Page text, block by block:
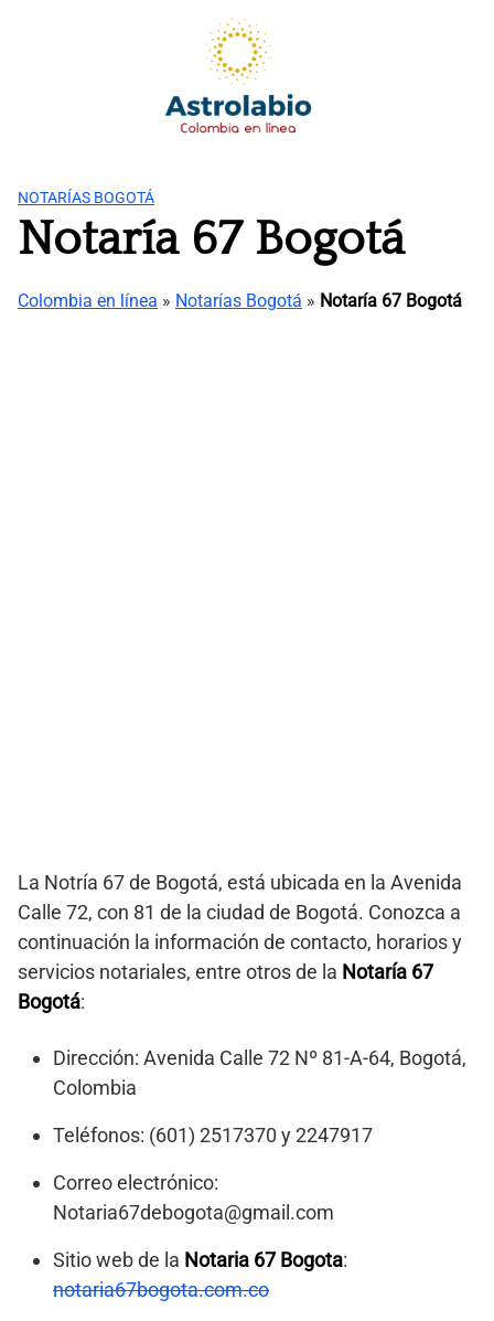
NOTARÍAS BOGOTÁ
Notaría 67 Bogotá
Colombia en línea » Notarías Bogotá » Notaría 67 Bogotá
La Notría 67 de Bogotá, está ubicada en la Avenida
Calle 72, con 81 de la ciudad de Bogotá. Conozca a
continuación la información de contacto, horarios y
servicios notariales, entre otros de la Notaría 67
Bogotá:
Dirección: Avenida Calle 72 Nº 81-A-64, Bogotá,
Colombia
Teléfonos: (601) 2517370 y 2247917
Correo electrónico:
Notaria67debogota@gmail.com
Sitio web de la Notaria 67 Bogota:
notaria67bogota.com.co